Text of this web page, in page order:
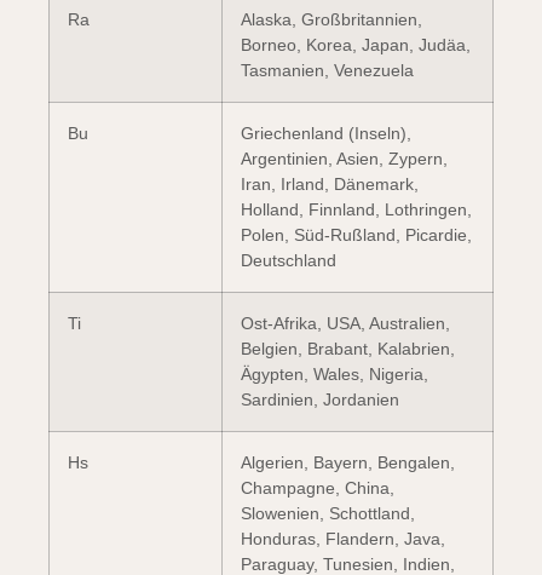
Ra
Alaska, Großbritannien,
Borneo, Korea, Japan, Judäa,
Tasmanien, Venezuela
Bu
Griechenland (Inseln),
Argentinien, Asien, Zypern,
Iran, Irland, Dänemark,
Holland, Finnland, Lothringen,
Polen, Süd-Rußland, Picardie,
Deutschland
Ti
Ost-Afrika, USA, Australien,
Belgien, Brabant, Kalabrien,
Ägypten, Wales, Nigeria,
Sardinien, Jordanien
Hs
Algerien, Bayern, Bengalen,
Champagne, China,
Slowenien, Schottland,
Honduras, Flandern, Java,
Paraguay, Tunesien, Indien,